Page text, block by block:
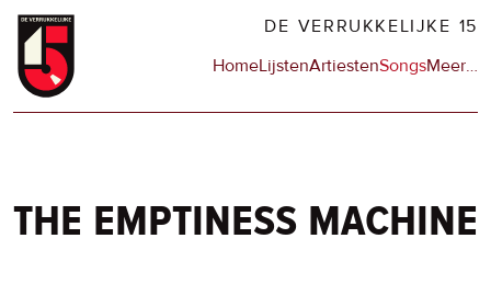
Overslaan
naar
DE VERRUKKELIJKE 15
Hoofdnavigatie
HomeLijstenArtiestenSongsMeerop
…
the emptiness machine